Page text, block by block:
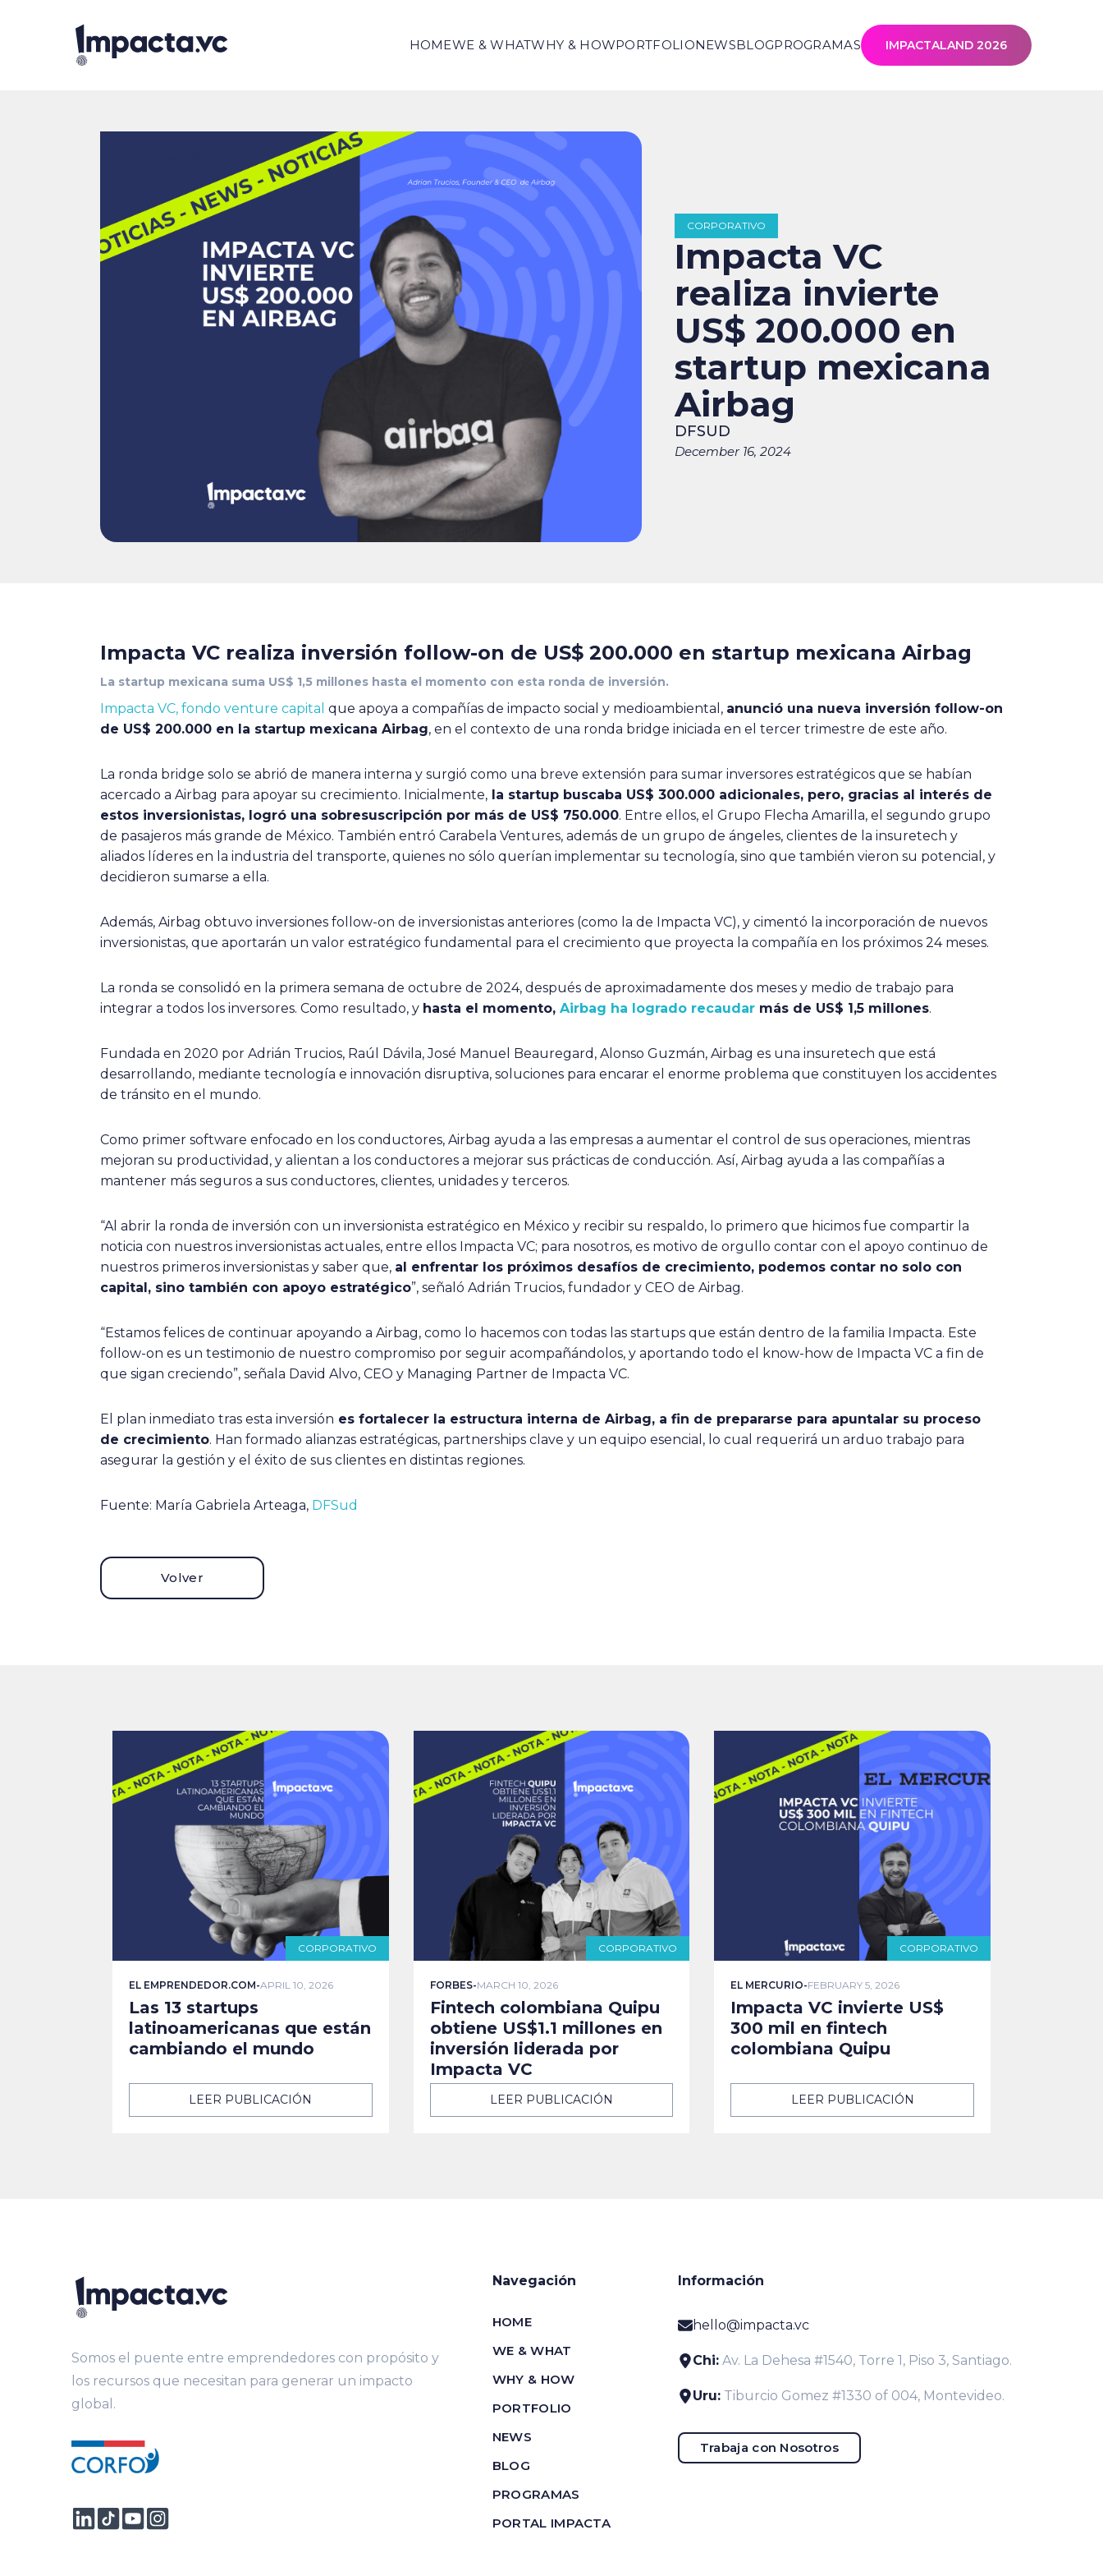
HOMEWE & WHATWHY & HOWPORTFOLIONEWSBLOGPROGRAMAS IMPACTALAND 2026
CORPORATIVO
Impacta VC
realiza invierte
US$ 200.000 en
startup mexicana
Airbag
DFSUD
December 16, 2024
Impacta VC realiza inversión follow-on de US$ 200.000 en startup mexicana Airbag
La startup mexicana suma US$ 1,5 millones hasta el momento con esta ronda de inversión.
Impacta VC, fondo venture capital que apoya a compañías de impacto social y medioambiental, anunció una nueva inversión follow-on
de US$ 200.000 en la startup mexicana Airbag, en el contexto de una ronda bridge iniciada en el tercer trimestre de este año.
La ronda bridge solo se abrió de manera interna y surgió como una breve extensión para sumar inversores estratégicos que se habían
acercado a Airbag para apoyar su crecimiento. Inicialmente, la startup buscaba US$ 300.000 adicionales, pero, gracias al interés de
estos inversionistas, logró una sobresuscripción por más de US$ 750.000. Entre ellos, el Grupo Flecha Amarilla, el segundo grupo
de pasajeros más grande de México. También entró Carabela Ventures, además de un grupo de ángeles, clientes de la insuretech y
aliados líderes en la industria del transporte, quienes no sólo querían implementar su tecnología, sino que también vieron su potencial, y
decidieron sumarse a ella.
Además, Airbag obtuvo inversiones follow-on de inversionistas anteriores (como la de Impacta VC), y cimentó la incorporación de nuevos
inversionistas, que aportarán un valor estratégico fundamental para el crecimiento que proyecta la compañía en los próximos 24 meses.
La ronda se consolidó en la primera semana de octubre de 2024, después de aproximadamente dos meses y medio de trabajo para
integrar a todos los inversores. Como resultado, y hasta el momento, Airbag ha logrado recaudar más de US$ 1,5 millones.
Fundada en 2020 por Adrián Trucios, Raúl Dávila, José Manuel Beauregard, Alonso Guzmán, Airbag es una insuretech que está
desarrollando, mediante tecnología e innovación disruptiva, soluciones para encarar el enorme problema que constituyen los accidentes
de tránsito en el mundo.
Como primer software enfocado en los conductores, Airbag ayuda a las empresas a aumentar el control de sus operaciones, mientras
mejoran su productividad, y alientan a los conductores a mejorar sus prácticas de conducción. Así, Airbag ayuda a las compañías a
mantener más seguros a sus conductores, clientes, unidades y terceros.
“Al abrir la ronda de inversión con un inversionista estratégico en México y recibir su respaldo, lo primero que hicimos fue compartir la
noticia con nuestros inversionistas actuales, entre ellos Impacta VC; para nosotros, es motivo de orgullo contar con el apoyo continuo de
nuestros primeros inversionistas y saber que, al enfrentar los próximos desafíos de crecimiento, podemos contar no solo con
capital, sino también con apoyo estratégico”, señaló Adrián Trucios, fundador y CEO de Airbag.
“Estamos felices de continuar apoyando a Airbag, como lo hacemos con todas las startups que están dentro de la familia Impacta. Este
follow-on es un testimonio de nuestro compromiso por seguir acompañándolos, y aportando todo el know-how de Impacta VC a fin de
que sigan creciendo”, señala David Alvo, CEO y Managing Partner de Impacta VC.
El plan inmediato tras esta inversión es fortalecer la estructura interna de Airbag, a fin de prepararse para apuntalar su proceso
de crecimiento. Han formado alianzas estratégicas, partnerships clave y un equipo esencial, lo cual requerirá un arduo trabajo para
asegurar la gestión y el éxito de sus clientes en distintas regiones.
Fuente: María Gabriela Arteaga, DFSud
Volver
CORPORATIVO
EL EMPRENDEDOR.COM-APRIL 10, 2026
Las 13 startups
latinoamericanas que están
cambiando el mundo
LEER PUBLICACIÓN
CORPORATIVO
FORBES-MARCH 10, 2026
Fintech colombiana Quipu
obtiene US$1.1 millones en
inversión liderada por
Impacta VC
LEER PUBLICACIÓN
CORPORATIVO
EL MERCURIO-FEBRUARY 5, 2026
Impacta VC invierte US$
300 mil en fintech
colombiana Quipu
LEER PUBLICACIÓN
Somos el puente entre emprendedores con propósito y
los recursos que necesitan para generar un impacto
global.
Navegación
HOME
WE & WHAT
WHY & HOW
PORTFOLIO
NEWS
BLOG
PROGRAMAS
PORTAL IMPACTA
Información
hello@impacta.vc
Chi: Av. La Dehesa #1540, Torre 1, Piso 3, Santiago.
Uru: Tiburcio Gomez #1330 of 004, Montevideo.
Trabaja con Nosotros